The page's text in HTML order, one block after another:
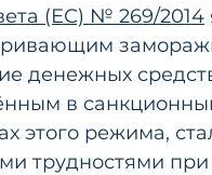
(ЕС) № 269/2014
денежных
в
этого режима,
трудностями